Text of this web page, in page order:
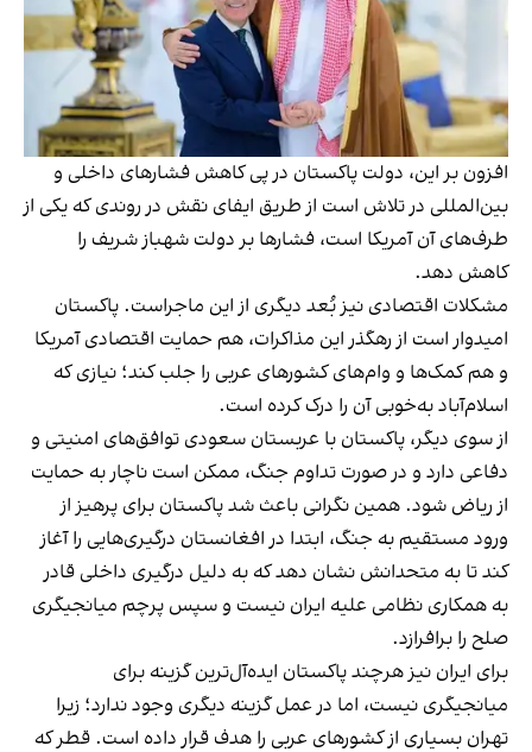
افزون بر این، دولت پاکستان در پی کاهش فشارهای داخلی و
بین‌المللی در تلاش است از طریق ایفای نقش در روندی که یکی از
طرف‌های آن آمریکا است، فشارها بر دولت شهباز شریف را
کاهش دهد.
مشکلات اقتصادی نیز بُعد دیگری از این ماجراست. پاکستان
امیدوار است از رهگذر این مذاکرات، هم حمایت اقتصادی آمریکا
و هم کمک‌ها و وام‌های کشورهای عربی را جلب کند؛ نیازی که
اسلام‌آباد به‌خوبی آن را درک کرده است.
از سوی دیگر، پاکستان با عربستان سعودی توافق‌های امنیتی و
دفاعی دارد و در صورت تداوم جنگ، ممکن است ناچار به حمایت
از ریاض شود. همین نگرانی باعث شد پاکستان برای پرهیز از
ورود مستقیم به جنگ، ابتدا در افغانستان درگیری‌هایی را آغاز
کند تا به متحدانش نشان دهد که به دلیل درگیری داخلی قادر
به همکاری نظامی علیه ایران نیست و سپس پرچم میانجیگری
صلح را برافرازد.
برای ایران نیز هرچند پاکستان ایده‌آل‌ترین گزینه برای
میانجیگری نیست، اما در عمل گزینه دیگری وجود ندارد؛ زیرا
تهران بسیاری از کشورهای عربی را هدف قرار داده است. قطر که